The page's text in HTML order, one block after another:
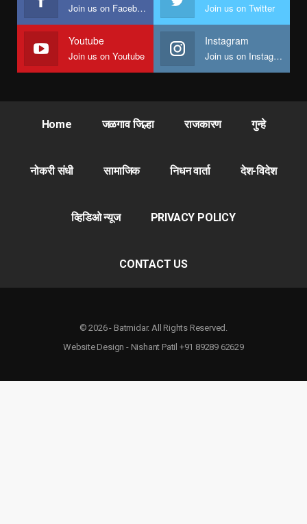
Join us on Facebook Join us on Twitter
Youtube
Join us on Youtube
Instagram
Join us on Instagram
Home जळगाव जिल्हा राजकारण गुन्हे
नोकरी संधी सामाजिक निधन वार्ता देश-विदेश
व्हिडिओ न्यूज PRIVACY POLICY
CONTACT US
© 2026 - Batmidar. All Rights Reserved.
Website Design - Nishant Patil +91 89289 62629